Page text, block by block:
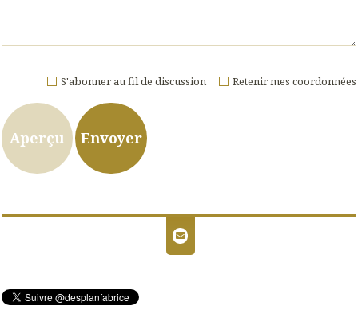
Retenir mes coordonnées
S'abonner au fil de discussion